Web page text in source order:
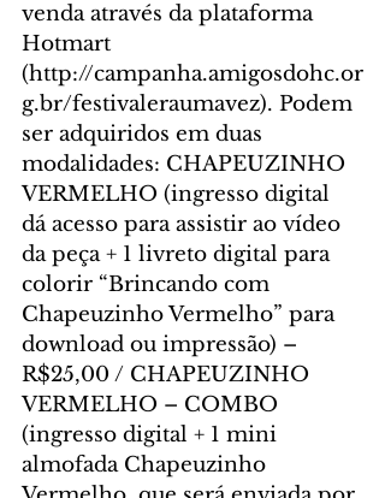
venda através da plataforma
Hotmart
(http://campanha.amigosdohc.or
g.br/festivaleraumavez). Podem
ser adquiridos em duas
modalidades: CHAPEUZINHO
VERMELHO (ingresso digital
dá acesso para assistir ao vídeo
da peça + 1 livreto digital para
colorir “Brincando com
Chapeuzinho Vermelho” para
download ou impressão) –
R$25,00 / CHAPEUZINHO
VERMELHO – COMBO
(ingresso digital + 1 mini
almofada Chapeuzinho